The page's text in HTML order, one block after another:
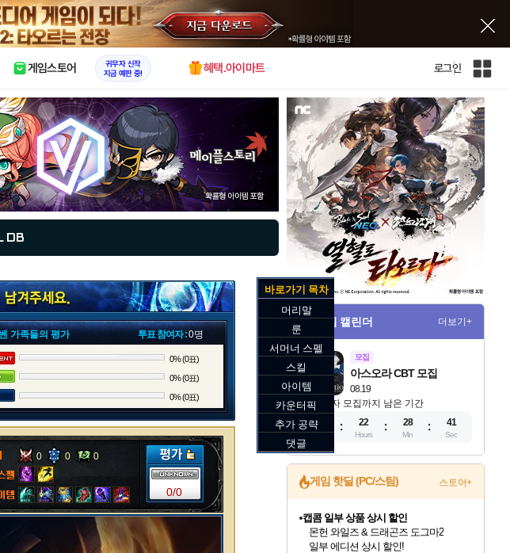
X
게임스토어
귀무자 신작
지금 예판 중!
혜택.아이마트 로그인
인
전
체
사
이
트
DB
가족들의 평가 투표 참여자 :0명
0% (0표)
0% (0표)
0% (0표)
0 0 0
0/0
게임 캘린더 더보기+
모집
08.19
아스오라 CBT 모집
참가자 모집까지 남은 기간
12
Days
22
Hours
28
Min
40
Sec
게임 핫딜 (PC/스팀) 스토어+
캡콤 일부 상품 상시 할인
몬헌 와일즈 & 드래곤즈 도그마2
일부 에디션 상시 할인!
바로가기 목차
머리말
룬
서머너 스펠
스킬
아이템
카운터픽
추가 공략
댓글